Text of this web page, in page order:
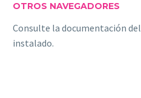
OTROS NAVEGADORES
Consulte la documentación
instalado.